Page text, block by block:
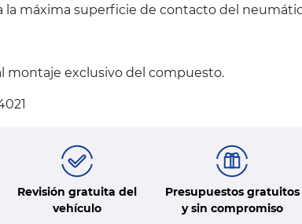
la máxima superficie de contacto del
montaje exclusivo del compuesto.
Revisión gratuita del
vehículo
Presupuestos gratuitos
y sin compromiso